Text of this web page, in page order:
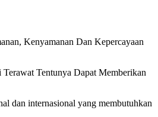
Kenyamanan Dan Kepercayaan
Tentunya Dapat Memberikan
dan internasional yang membutuhkan